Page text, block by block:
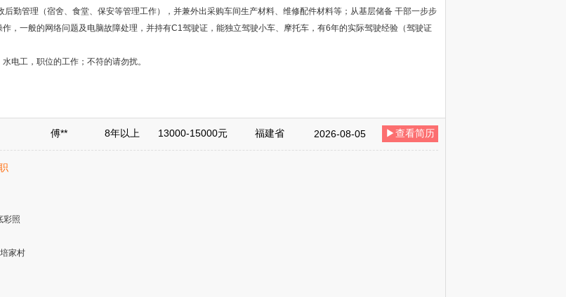
勤管理（宿舍、食堂、保安等管理工作），并兼外出采购车间生产材料、维修配件材料等；从基层储备 干部一步步
，一般的网络问题及电脑故障处理，并持有C1驾驶证，能独立驾驶小车、摩托车，有6年的实际驾驶经验（驾驶证
电工，职位的工作；不符的请勿扰。
傅** 8年以上 13000-15000元 福建省 2026-08-05 ▶查看简历
彩照
家村